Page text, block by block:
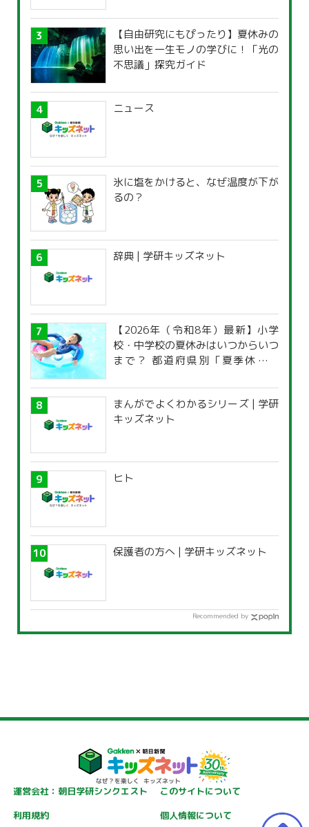
【自由研究にもぴったり】夏休みの
思い出を一生モノの学びに！「光の
不思議」探究ガイド
ニュース
氷に塩をかけると、なぜ温度が下が
るの？
辞典 | 学研キッズネット
【2026年（令和8年）最新】小学
校・中学校の夏休みはいつからいつ
まで？ 都道府県別「夏季休暇一
まんがでよくわかるシリーズ | 学研
キッズネット
ヒト
保護者の方へ | 学研キッズネット
Recommended by
運営会社：朝日学研シンクエスト
このサイトについて
利用規約
個人情報について